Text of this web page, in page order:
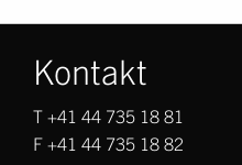
Kontakt
T +41 44 735 18 81
F +41 44 735 18 82